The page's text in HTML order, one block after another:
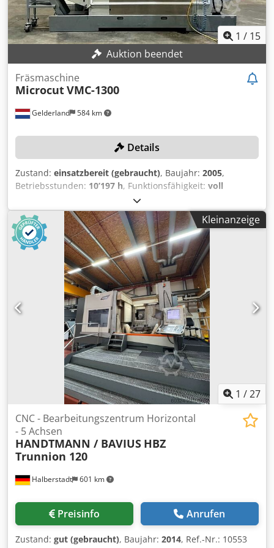
1 / 15
Auktion beendet
Gelderland 584 km
Fräsmaschine
MicrocutVMC-1300
Details
Zustand: einsatzbereit (gebraucht), Baujahr: 2005,
Betriebsstunden: 10’197 h, Funktionsfähigkeit: voll
, Verfahrweg X-Achse:
Verfahrweg Y-Achse:710 mm, Verfahrweg Z-Achse:710
mm, Steuerungsmodell:Fanuc 18i-MB, Spindeldrehzahl
(max.):10’000 U/min, TECHNISCHE DETAILS Anzahl Achsen:
4 Verfahrweg X-Achse: 1.300 mm Verfahrweg Y-Achse: 710
mm Verfahrweg Z-Achse: 710 mm B-Achsenrotation: 360°
Tischlänge: 1.500 mm Tischbreite: 660 mm
Werkzeugaufnahme: ISO40 Max. Spindeldrehzahl: 10.000
U/min Chedpjzdfgpsfx Ag Ija MASCHINEN-DETAILS
Steuerung: Fanuc 18i-MB Leistung: 38,4 kW Abmessungen
& Gewicht Abmessungen (L x B x H): 4.300 x 3.250 x 3.080
mm Transportgewicht: 7.000 kg Transportpakete: 4
Betriebsstunden: 10.197 h AUSSTATTUNG Externe Kühlung
Späneförderer Werkzeugmagazin mit 32 Plätzen CE-
Kennzeichnung
Kleinanzeige
1 /27
Halberstadt 601 km
CNC - Bearbeitungszentrum Horizontal
- 5 Achsen
HANDTMANN / BAVIUS HBZ
Trunnion 120
Preisinfo Anrufen
Zustand: gut (gebraucht), Baujahr: 2014, Ref.-Nr.: 10553